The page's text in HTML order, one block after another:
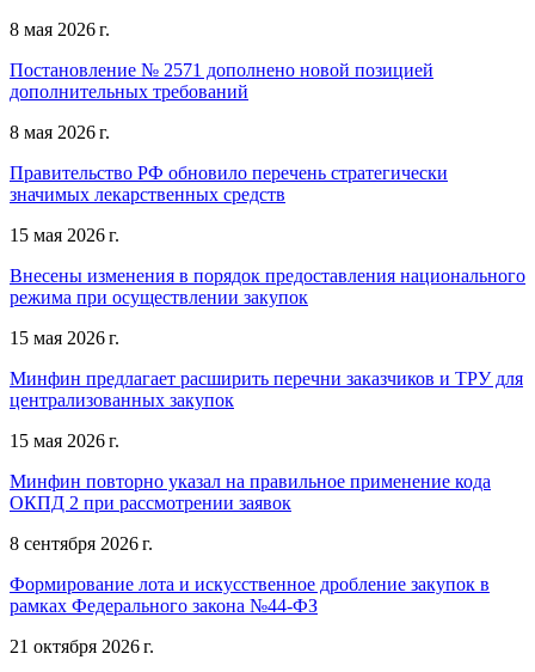
8 мая 2026 г.
Постановление № 2571 дополнено новой позицией
дополнительных требований
8 мая 2026 г.
Правительство РФ обновило перечень стратегически
значимых лекарственных средств
15 мая 2026 г.
Внесены изменения в порядок предоставления национального
режима при осуществлении закупок
15 мая 2026 г.
Минфин предлагает расширить перечни заказчиков и ТРУ для
централизованных закупок
15 мая 2026 г.
Минфин повторно указал на правильное применение кода
ОКПД 2 при рассмотрении заявок
8 сентября 2026 г.
Формирование лота и искусственное дробление закупок в
рамках Федерального закона №44-ФЗ
21 октября 2026 г.